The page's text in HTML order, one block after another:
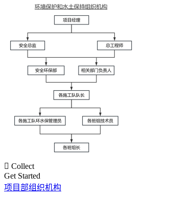
 Collect
Get Started
项目部组织机构